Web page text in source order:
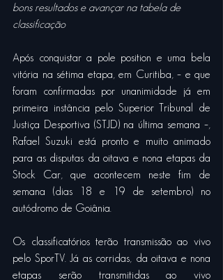
bons resultados e avançar na tabela de
classificação
Após conquistar a pole position e uma bela
vitória na sétima etapa, em Curitiba, – e que
foram confirmadas por unanimidade já em
primeira instância pelo Superior Tribunal de
Justiça Desportiva (STJD) na última semana –,
Rafael Suzuki está pronto e muito animado
para as disputas da oitava e nona etapas da
Stock Car, que acontecem neste fim de
semana (dias 18 e 19 de setembro) no
autódromo de Goiânia.
Os classificatórios terão transmissão ao vivo
pelo SporTV. Já as corridas, da oitava e nona
etapas serão transmitidas ao vivo